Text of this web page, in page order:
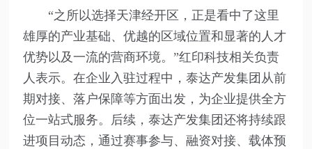
“之所以选择天津经开区，正是看中了这里
雄厚的产业基础、优越的区域位置和显著的人才
优势以及一流的营商环境。”红印科技相关负责
人表示。在企业入驻过程中，泰达产发集团从前
期对接、落户保障等方面出发，为企业提供全方
位一站式服务。后续，泰达产发集团还将持续跟
进项目动态，通过赛事参与、融资对接、载体预